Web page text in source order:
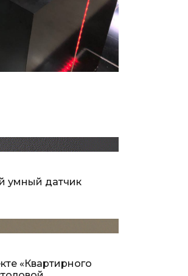
умный датчик
«Квартирного